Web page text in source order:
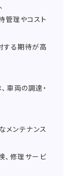
管理やコスト
する期待が高
車両の調達・
メンテナンス
、修理サービ